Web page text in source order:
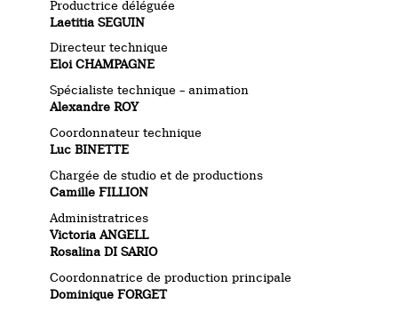
Productrice déléguée
Laetitia SEGUIN
Directeur technique
Eloi CHAMPAGNE
Spécialiste technique – animation
Alexandre ROY
Coordonnateur technique
Luc BINETTE
Chargée de studio et de productions
Camille FILLION
Administratrices
Victoria ANGELL
Rosalina DI SARIO
Coordonnatrice de production principale
Dominique FORGET